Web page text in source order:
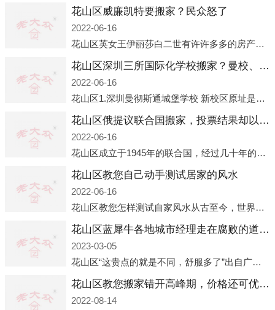
花山区威廉凯特要搬家？民众怒了
2022-06-16
花山区英女王伊丽莎白二世有许许多多的房产，遍布英国各地。而作为英女王的亲孙子、未来的英国国王，威廉王子自然也能享受到女王的房产。目前，威廉凯特以及三个孩子有两个经常居住的地点，一处是位于伦敦的肯辛顿宫，一处
花山区深圳三所国际化学校搬家？曼校、QSI、南山中英文搬走了
2022-06-16
花山区1.深圳曼彻斯通城堡学校 新校区原址是蛇口国际据悉，此次曼彻斯通城堡学校搬迁到蛇口新校区的开办与蛇口外籍人员子女学校（蛇口国际）有很大的关联。2021年，太子湾实验部就宣布在2022年正式并入蛇口外籍
花山区俄提议联合国搬家，投票结果却以惨败收场
2022-06-16
花山区成立于1945年的联合国，经过几十年的发展，如今拥有193个成员国。拥有如此众多会员国的联合国，可以说是世界上最具代表性的国际组织，也是世界上分量最重、有着较高话语权的国际组织。但以美国为首的西方国家
花山区教您自己动手测试居家的风水
2022-06-16
花山区教您怎样测试自家风水从古至今，世界各地的人们都在研究人在乾坤中的位置以及它们所形成的关系。通过探究季节转换、星象变化，并且在所观测到的自然规律的指导下，人们开始认识到居住在不同住宅中的人，其一生中的财
花山区蓝犀牛各地城市经理走在腐败的道路上
2023-03-05
花山区“这贵点的就是不同，舒服多了”出自广州运营邓经理的口中。2023年开年刚出来，三个司机（加盟蓝犀牛的个人队伍）便请广州经理去佛山娱乐场所大消费了一次，据知悉一晚消费达一万多，由三人平摊费用，燃鹅这样的
花山区教您搬家错开高峰期，价格还可优惠！
2022-08-14